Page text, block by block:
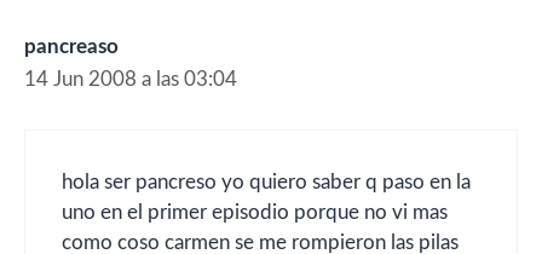
pancreaso
14 Jun 2008 a las 03:04
hola ser pancreso yo quiero saber q paso en la
uno en el primer episodio porque no vi mas
como coso carmen se me rompieron las pilas